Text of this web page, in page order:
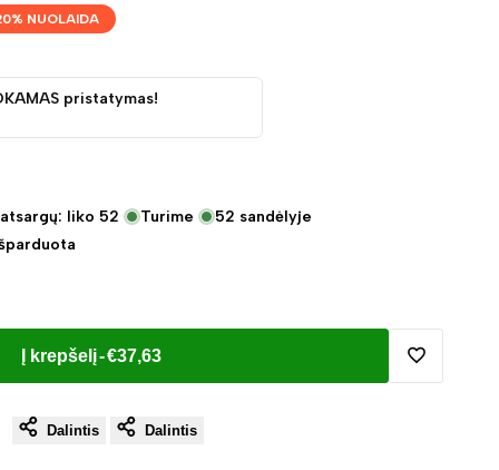
% NUOLAIDA
pristatymas!
liko 52 Turime 52 sandėlyje
Į krepšelį-€37,63
Pridėti
Dalintis Dalintis